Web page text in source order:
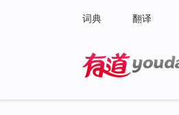
词典 翻译